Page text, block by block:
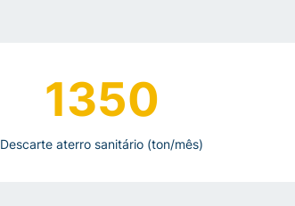
1350
Descarte aterro sanitário (ton/mês)